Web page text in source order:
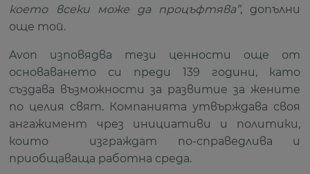
което всеки може да процъфтява”, допълни
още той.
Avon изповядва тези ценности още от
основаването си преди 139 години, като
създава възможности за развитие за жените
по целия свят. Компанията утвърждава своя
ангажимент чрез инициативи и политики,
които изграждат по-справедлива и
приобщаваща работна среда.